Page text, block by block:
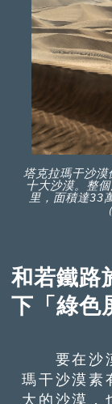
塔克拉瑪干沙漠
十大沙漠。整
里，面積達33
和若鐵路
下「綠色
要在沙漠
瑪干沙漠素
大的沙漠，